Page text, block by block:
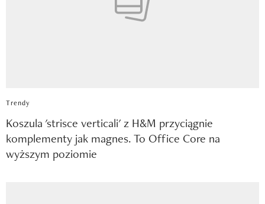
Trendy
Koszula 'strisce verticali' z H&M przyciągnie
komplementy jak magnes. To Office Core na
wyższym poziomie